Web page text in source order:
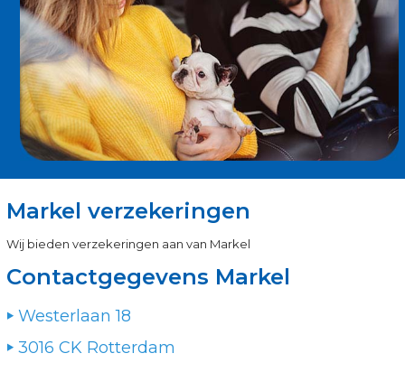
Markel verzekeringen
Wij bieden verzekeringen aan van Markel
Contactgegevens Markel
Westerlaan 18
3016 CK Rotterdam